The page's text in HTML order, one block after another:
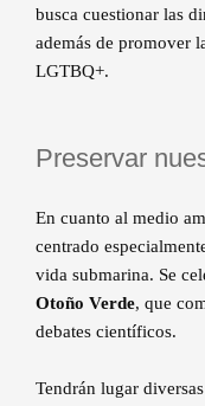
busca cuestionar las
además de promover
LGTBQ+.
Preservar
En cuanto al medio
centrado
vida submarina. Se
Otoño Verde, que
debates científicos.
Tendrán lugar